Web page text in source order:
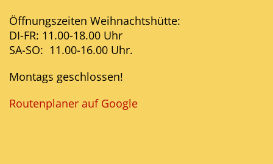
Öffnungszeiten Weihnachtshütte:
DI-FR: 11.00-18.00 Uhr
SA-SO: 11.00-16.00 Uhr.
Montags geschlossen!
Routenplaner auf Google